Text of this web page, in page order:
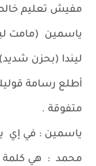
مفيش تعليم
ياسمين (مامت
ليندا (بحزن
أطلع رسامة
متفوقة .
ياسمين : في إي
محمد : هي كلمة و